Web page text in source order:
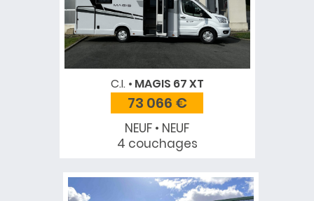
C.I. MAGIS 67 XT
73 066 €
NEUF • NEUF
4 couchages